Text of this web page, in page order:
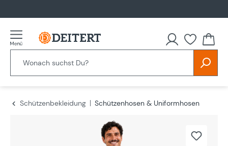
Schützenbekleidung
Schützenhosen & Uniformhosen